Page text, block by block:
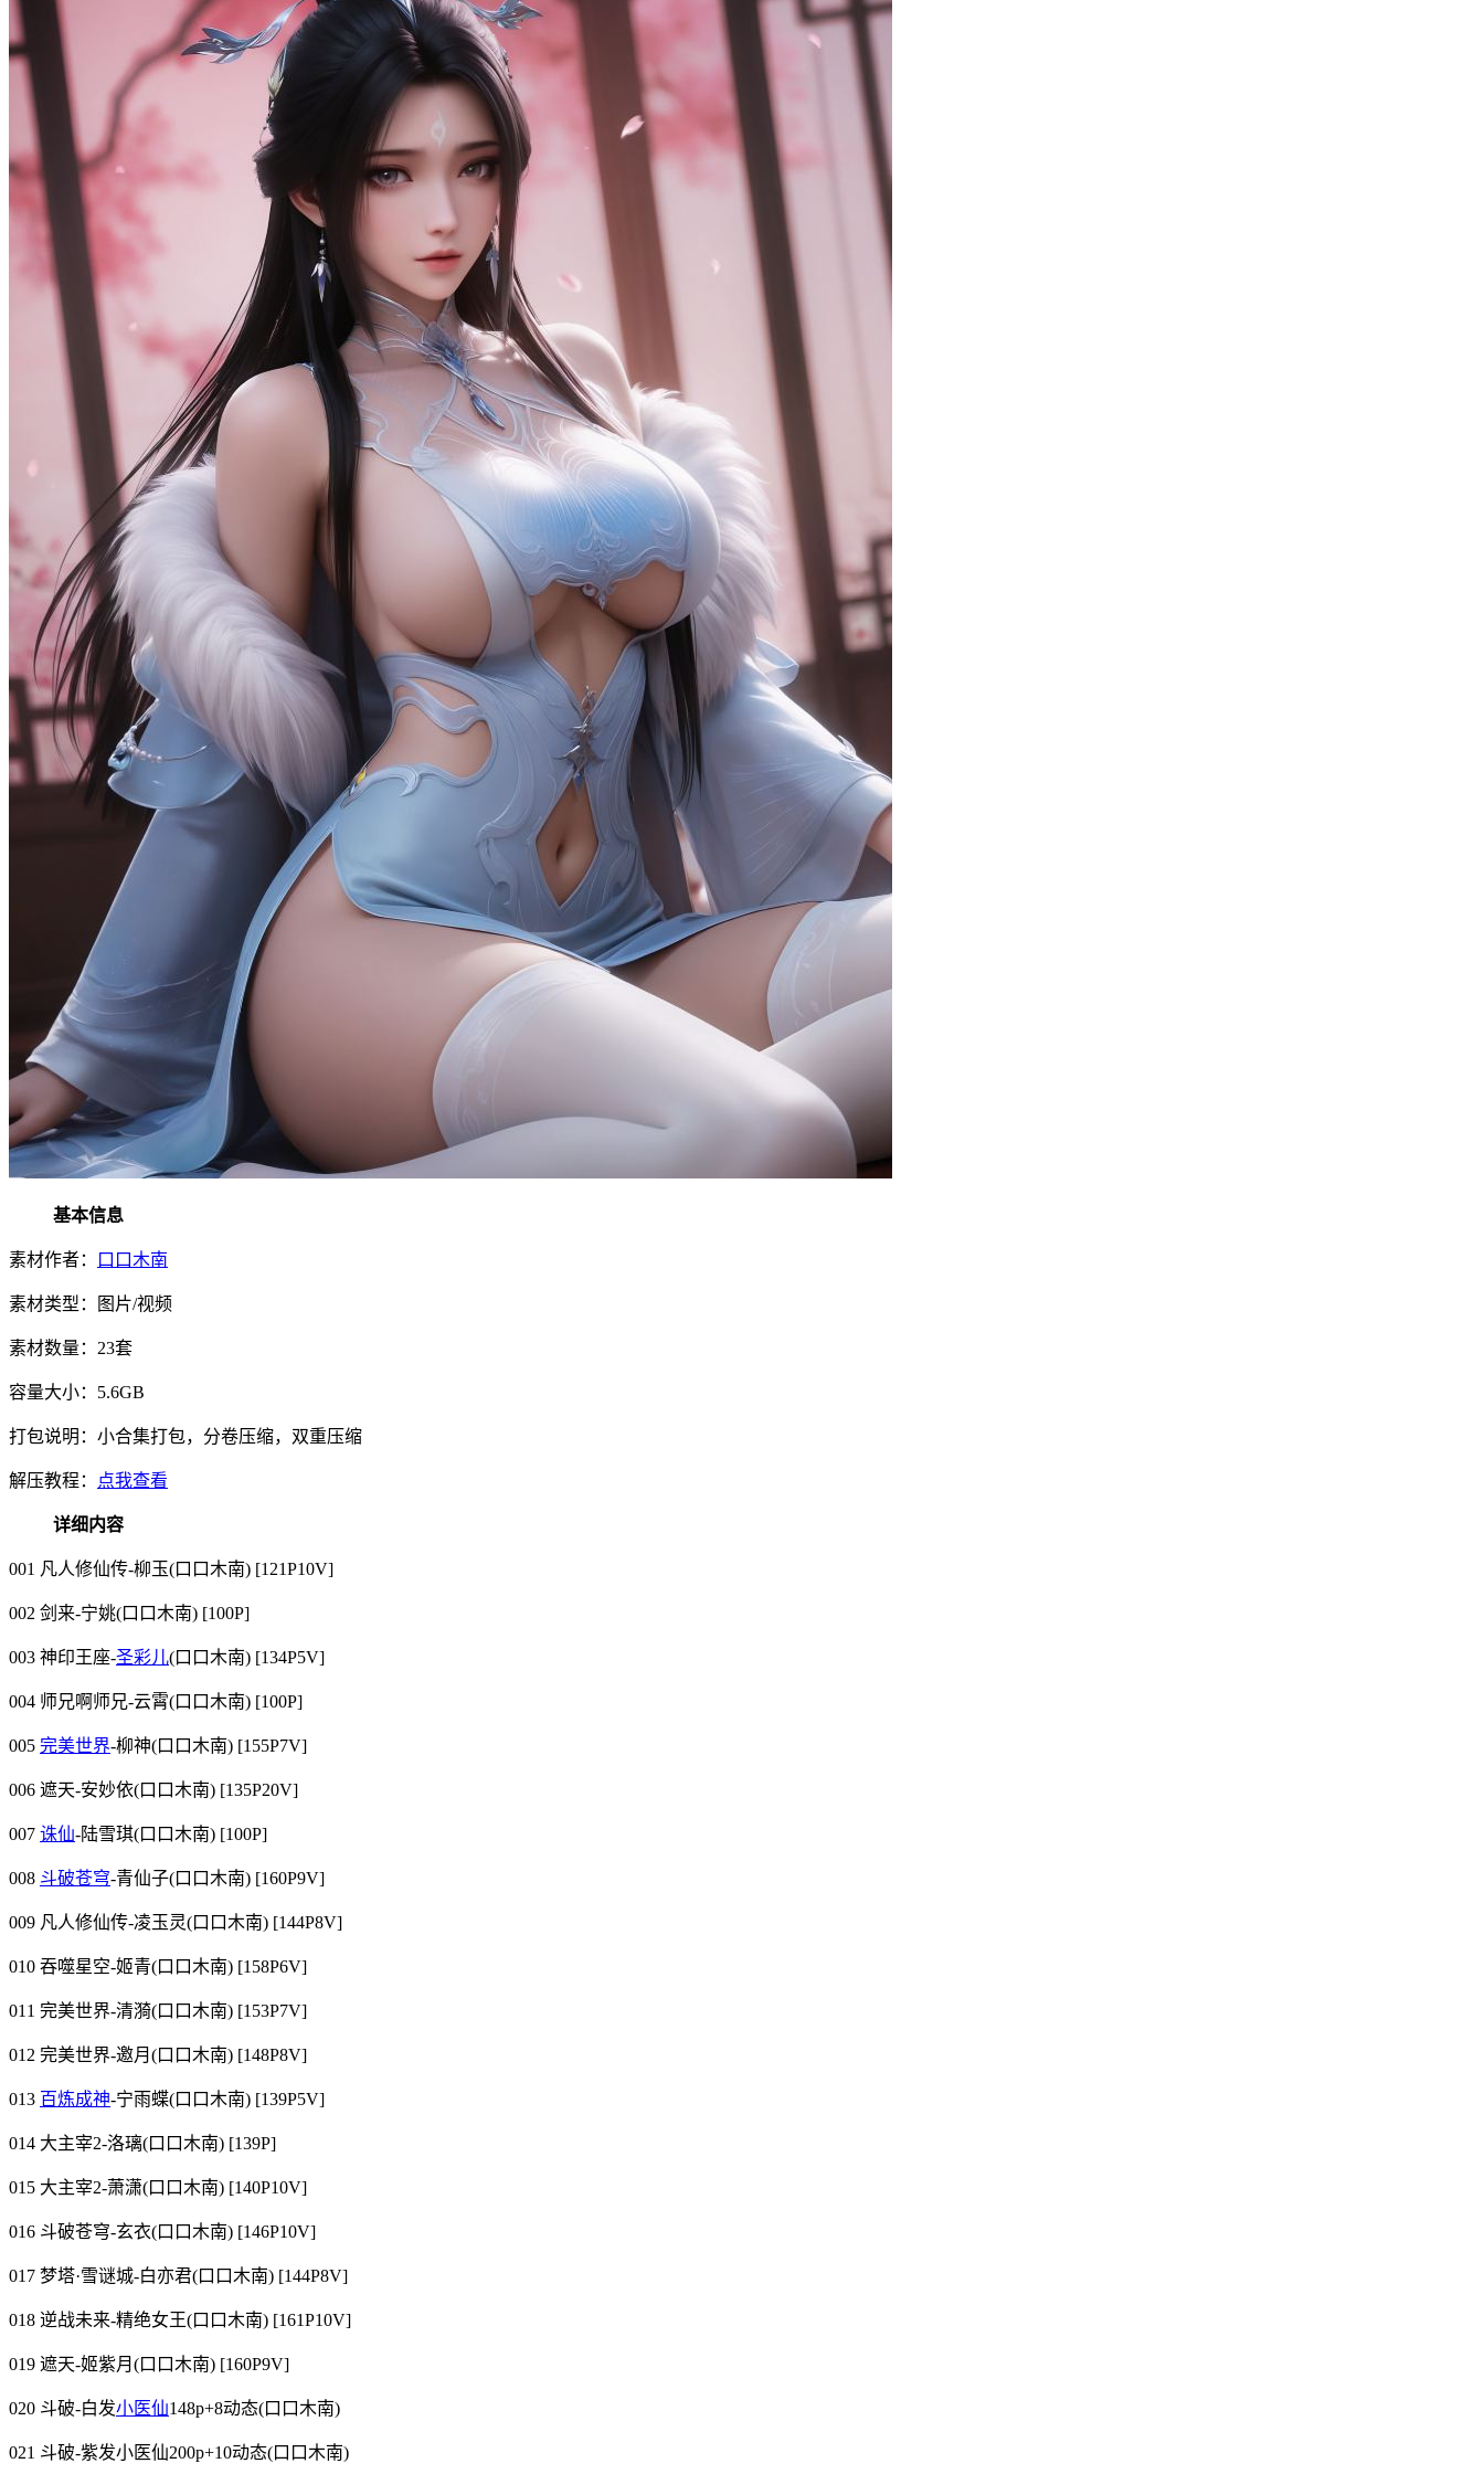
基本信息
素材作者： 口口木南
素材类型：图片/视频
素材数量：23套
容量大小：5.6GB
打包说明：小合集打包，分卷压缩，双重压缩
解压教程： 点我查看
详细内容
001 凡人修仙传-柳玉(口口木南) [121P10V]
002 剑来-宁姚(口口木南) [100P]
003 神印王座-圣彩儿(口口木南) [134P5V]
004 师兄啊师兄-云霄(口口木南) [100P]
005 完美世界-柳神(口口木南) [155P7V]
006 遮天-安妙依(口口木南) [135P20V]
007 诛仙-陆雪琪(口口木南) [100P]
008 斗破苍穹-青仙子(口口木南) [160P9V]
009 凡人修仙传-凌玉灵(口口木南) [144P8V]
010 吞噬星空-姬青(口口木南) [158P6V]
011 完美世界-清漪(口口木南) [153P7V]
012 完美世界-邀月(口口木南) [148P8V]
013 百炼成神-宁雨蝶(口口木南) [139P5V]
014 大主宰2-洛璃(口口木南) [139P]
015 大主宰2-萧潇(口口木南) [140P10V]
016 斗破苍穹-玄衣(口口木南) [146P10V]
017 梦塔·雪谜城-白亦君(口口木南) [144P8V]
018 逆战未来-精绝女王(口口木南) [161P10V]
019 遮天-姬紫月(口口木南) [160P9V]
020 斗破-白发小医仙148p+8动态(口口木南)
021 斗破-紫发小医仙200p+10动态(口口木南)